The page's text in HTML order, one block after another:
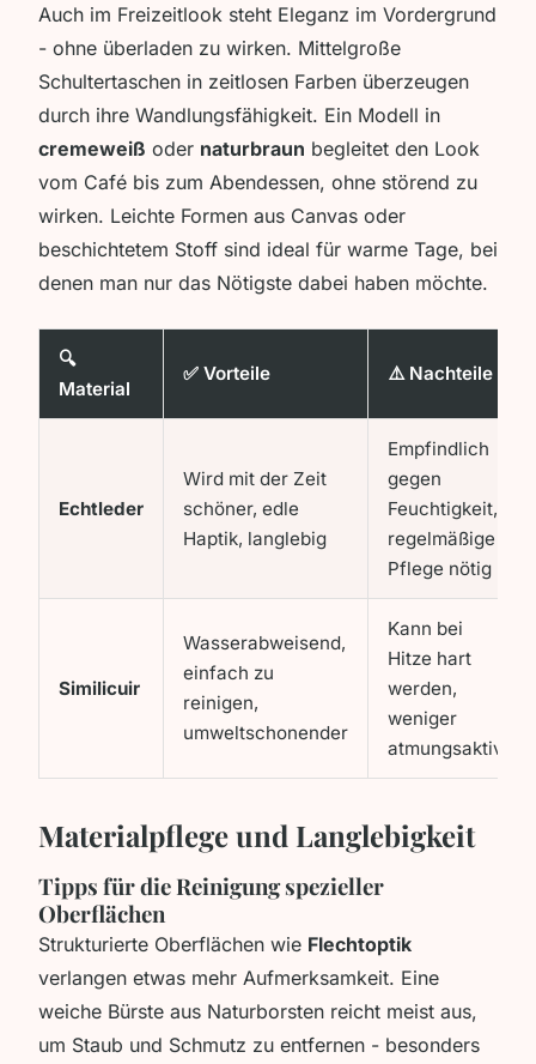
Auch im Freizeitlook steht Eleganz im Vordergrund
- ohne überladen zu wirken. Mittelgroße
Schultertaschen in zeitlosen Farben überzeugen
durch ihre Wandlungsfähigkeit. Ein Modell in
cremeweiß oder naturbraun begleitet den Look
vom Café bis zum Abendessen, ohne störend zu
wirken. Leichte Formen aus Canvas oder
beschichtetem Stoff sind ideal für warme Tage, bei
denen man nur das Nötigste dabei haben möchte.
🔍
Material
✅ Vorteile ⚠️ Nachteile
Echtleder
Wird mit der Zeit
schöner, edle
Haptik, langlebig
Empfindlich
gegen
Feuchtigkeit,
regelmäßige
Pflege nötig
Similicuir
Wasserabweisend,
einfach zu
reinigen,
umweltschonender
Kann bei
Hitze hart
werden,
weniger
atmungsaktiv
Materialpflege und Langlebigkeit
Tipps für die Reinigung spezieller
Oberflächen
Strukturierte Oberflächen wie Flechtoptik
verlangen etwas mehr Aufmerksamkeit. Eine
weiche Bürste aus Naturborsten reicht meist aus,
um Staub und Schmutz zu entfernen - besonders